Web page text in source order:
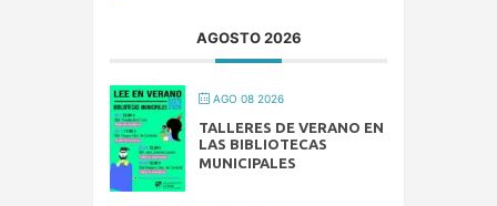
AGOSTO 2026
AGO 08 2026
TALLERES DE VERANO EN
LAS BIBLIOTECAS
MUNICIPALES